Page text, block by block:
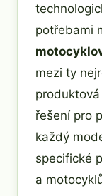
potřebami
mezi ty
řešení pro
každý
specifické
a